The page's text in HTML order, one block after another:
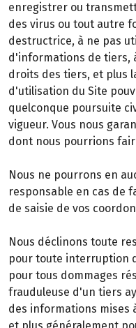
enregistrer ou
des virus ou tout autre
destructrice, à ne pas
d'informations de tiers,
droits des tiers, et plus
d'utilisation du Site
quelconque poursuite
vigueur. Vous nous
dont nous pourrions
Nous ne pourrons en
responsable en cas de
de saisie de vos
Nous déclinons toute
pour toute interruption
pour tous dommages
frauduleuse d'un tiers
des informations mises